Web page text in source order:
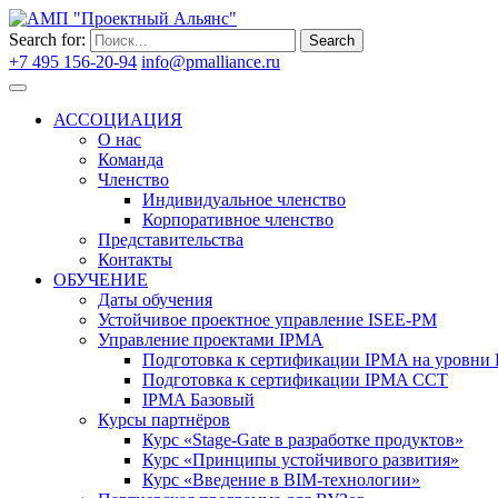
Search for: Search
+7 495 156-20-94 info@pmalliance.ru
АССОЦИАЦИЯ
О нас
Команда
Членство
Индивидуальное членство
Корпоративное членство
Представительства
Контакты
ОБУЧЕНИЕ
Даты обучения
Устойчивое проектное управление ISEE-PM
Управление проектами IPMA
Подготовка к сертификации IPMA на уровни
Подготовка к сертификации IPMA CCT
IPMA Базовый
Курсы партнёров
Курс «Stage-Gate в разработке продуктов»
Курс «Принципы устойчивого развития»
Курс «Введение в BIM-технологии»